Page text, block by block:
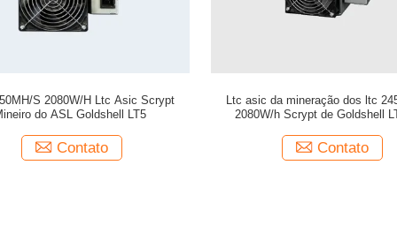
S 2080W/H Ltc Asic Scrypt
do ASL Goldshell LT5
Contato
Ltc asic da mineração dos ltc
2080W/h Scrypt de Goldshell
Contato